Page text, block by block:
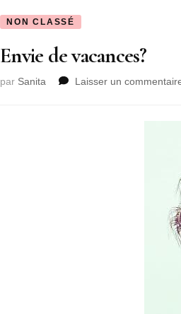
NON CLASSÉ
Envie de vacances?
par Sanita Laisser un